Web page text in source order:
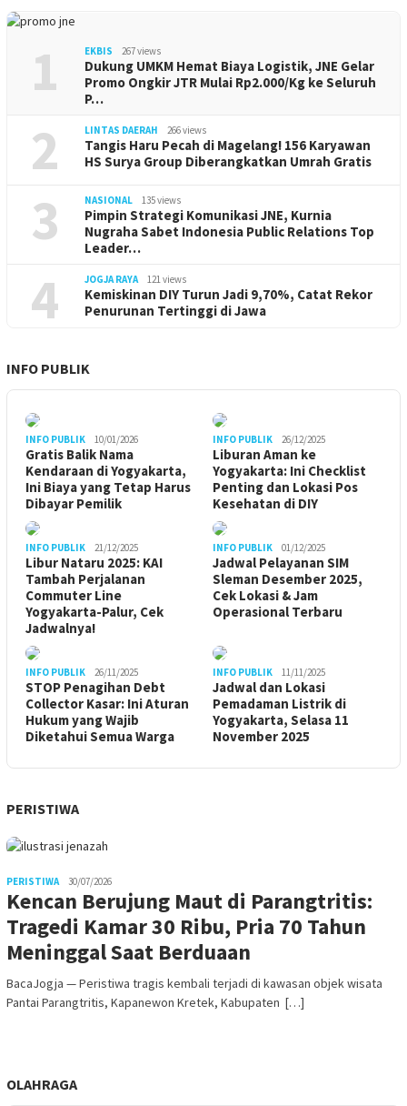
1 EKBIS 267 views
Dukung UMKM Hemat Biaya Logistik, JNE Gelar
Promo Ongkir JTR Mulai Rp2.000/Kg ke Seluruh
P…
2 LINTAS DAERAH 266 views
Tangis Haru Pecah di Magelang! 156 Karyawan
HS Surya Group Diberangkatkan Umrah Gratis
3 NASIONAL 135 views
Pimpin Strategi Komunikasi JNE, Kurnia
Nugraha Sabet Indonesia Public Relations Top
Leader…
4 JOGJA RAYA 121 views
Kemiskinan DIY Turun Jadi 9,70%, Catat Rekor
Penurunan Tertinggi di Jawa
INFO PUBLIK
INFO PUBLIK 10/01/2026
Gratis Balik Nama
Kendaraan di Yogyakarta,
Ini Biaya yang Tetap Harus
Dibayar Pemilik
INFO PUBLIK 26/12/2025
Liburan Aman ke
Yogyakarta: Ini Checklist
Penting dan Lokasi Pos
Kesehatan di DIY
INFO PUBLIK 21/12/2025
Libur Nataru 2025: KAI
Tambah Perjalanan
Commuter Line
Yogyakarta-Palur, Cek
Jadwalnya!
INFO PUBLIK 01/12/2025
Jadwal Pelayanan SIM
Sleman Desember 2025,
Cek Lokasi & Jam
Operasional Terbaru
INFO PUBLIK 26/11/2025
STOP Penagihan Debt
Collector Kasar: Ini Aturan
Hukum yang Wajib
Diketahui Semua Warga
INFO PUBLIK 11/11/2025
Jadwal dan Lokasi
Pemadaman Listrik di
Yogyakarta, Selasa 11
November 2025
PERISTIWA
PERISTIWA 30/07/2026
Kencan Berujung Maut di Parangtritis:
Tragedi Kamar 30 Ribu, Pria 70 Tahun
Meninggal Saat Berduaan
BacaJogja — Peristiwa tragis kembali terjadi di kawasan objek wisata
Pantai Parangtritis, Kapanewon Kretek, Kabupaten […]
OLAHRAGA